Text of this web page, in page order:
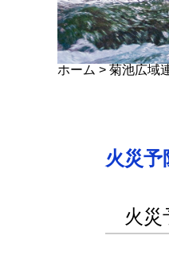
ホーム > 菊池広域
火災予
火災